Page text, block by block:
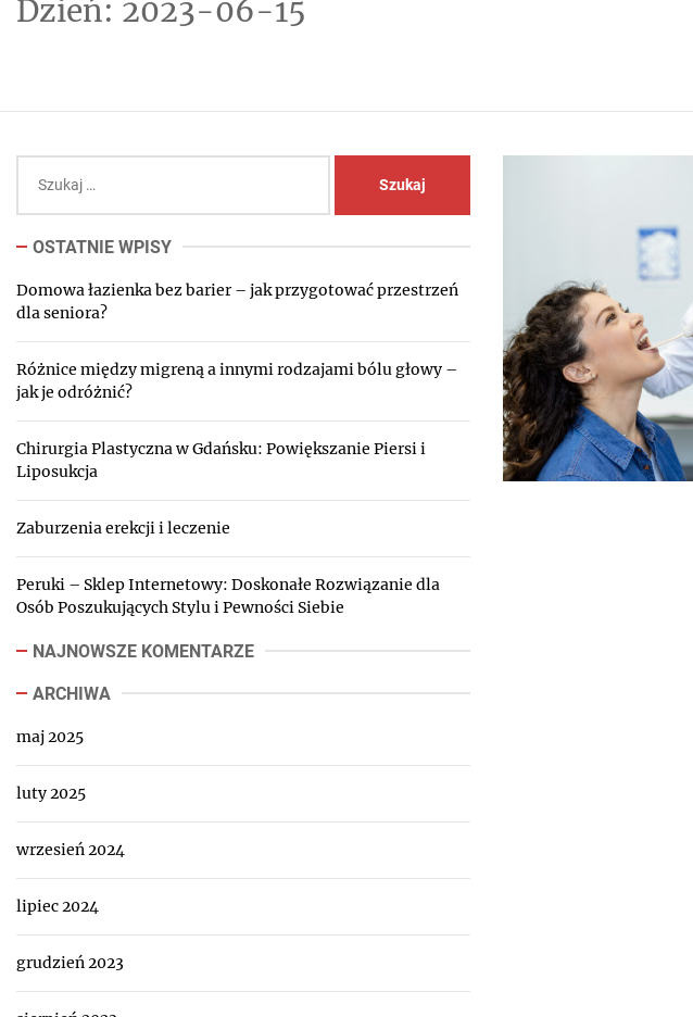
Dzień: 2023-06-15
OSTATNIE WPISY
Domowa łazienka bez barier – jak przygotować przestrzeń
dla seniora?
Różnice między migreną a innymi rodzajami bólu głowy –
jak je odróżnić?
Chirurgia Plastyczna w Gdańsku: Powiększanie Piersi i
Liposukcja
Zaburzenia erekcji i leczenie
Peruki – Sklep Internetowy: Doskonałe Rozwiązanie dla
Osób Poszukujących Stylu i Pewności Siebie
NAJNOWSZE KOMENTARZE
ARCHIWA
maj 2025
luty 2025
wrzesień 2024
lipiec 2024
grudzień 2023